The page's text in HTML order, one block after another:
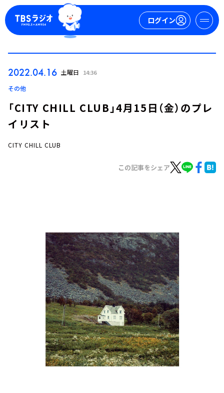
ログイン
お知らせ
イベント・グッズ
YouTube
会社情報
2022.04.16 土曜日 14:36
その他
「CITY CHILL CLUB」4月15日（金）のプレ
イリスト
CITY CHILL CLUB
この記事をシェア